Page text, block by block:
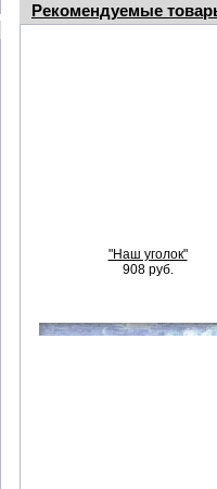
Рекомендуемые
"Наш уголок"
908 руб.